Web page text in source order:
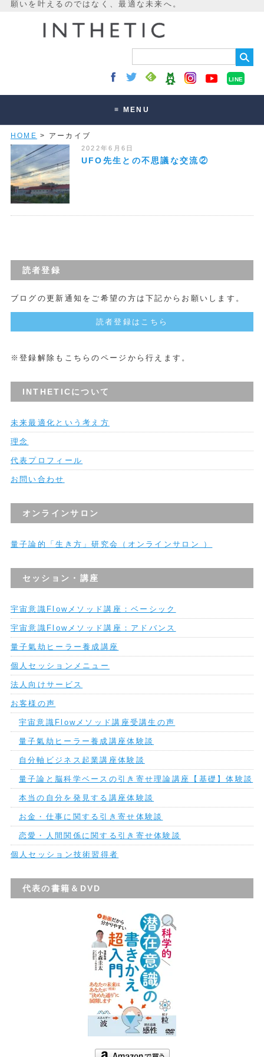
LINE
≡ MENU
講座・セッション
HOME > アーカイブ
2022年6月6日
UFO先生との不思議な交流②
読者登録
ブログの更新通知をご希望の方は下記からお願いします。
読者登録はこちら
※登録解除もこちらのページから行えます。
INTHETICについて
未来最適化という考え方
理念
代表プロフィール
お問い合わせ
オンラインサロン
量子論的「生き方」研究会（オンラインサロン ）
セッション・講座
宇宙意識Flowメソッド講座：ベーシック
宇宙意識Flowメソッド講座：アドバンス
量子氣劫ヒーラー養成講座
個人セッションメニュー
法人向けサービス
お客様の声
宇宙意識Flowメソッド講座受講生の声
量子氣劫ヒーラー養成講座体験談
自分軸ビジネス起業講座体験談
量子論と脳科学ベースの引き寄せ理論講座【基礎】体験談
本当の自分を発見する講座体験談
お金・仕事に関する引き寄せ体験談
恋愛・人間関係に関する引き寄せ体験談
個人セッション技術習得者
代表の書籍＆DVD